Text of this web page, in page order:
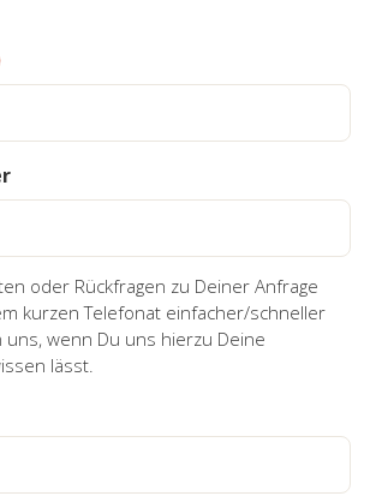
oder Rückfragen zu Deiner Anfrage
kurzen Telefonat einfacher/schneller
wenn Du uns hierzu Deine
lässt.